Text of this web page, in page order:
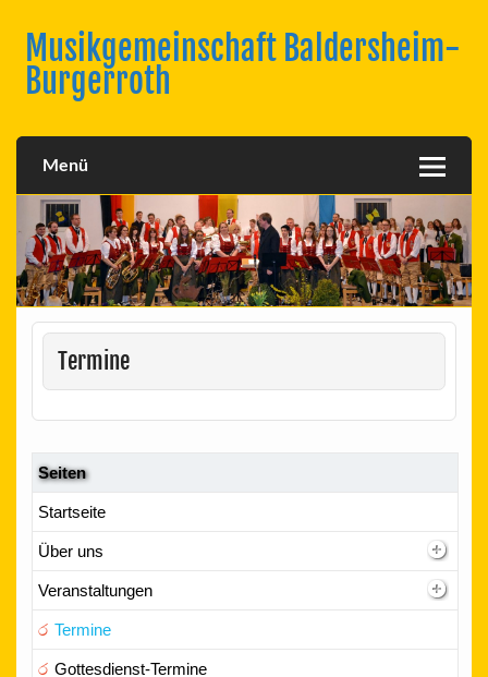
contentMusikgemeinschaft Baldersheim-
Burgerroth
Menü
Termine
Seiten
Startseite
Über uns
Veranstaltungen
Termine
Gottesdienst-Termine